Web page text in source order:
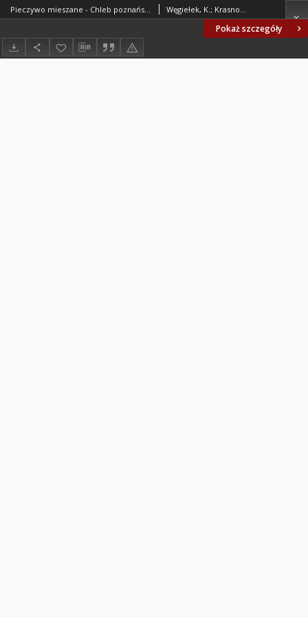
Pokaż szczegóły
Pieczywo mieszane - Chleb poznański BN-77/8073-11 Węgiełek, K.; Krasnowska, B.; SPOŁEM CZSS Zakład Badawczy Przemysłu Piekarskiego, Warszawa. Oprac.